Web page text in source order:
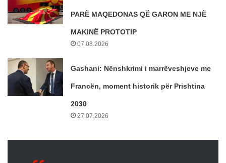
PARË MAQEDONAS QË GARON ME NJË
MAKINË PROTOTIP
07.08.2026
Gashani: Nënshkrimi i marrëveshjeve me
Francën, moment historik për Prishtina
2030
27.07.2026